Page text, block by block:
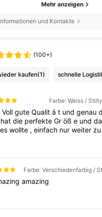
Mehr anzeigen
und Kontakte
(100+)
kaufen(1) schnelle
Farbe: Weiss /
VollguteQualität undgenau
hatdie perfekteGröße und
eswollte ,einfach nurweiter
amazing